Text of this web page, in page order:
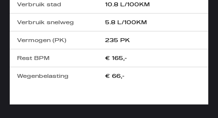
Verbruik stad 10.8 L/100KM
Verbruik snelweg 5.8 L/100KM
Vermogen (PK) 235 PK
Rest BPM € 165,-
Wegenbelasting € 66,-